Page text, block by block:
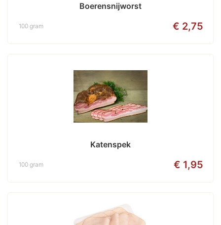
Boerensnijworst
€ 2,75
100 gram
Katenspek
€ 1,95
100 gram